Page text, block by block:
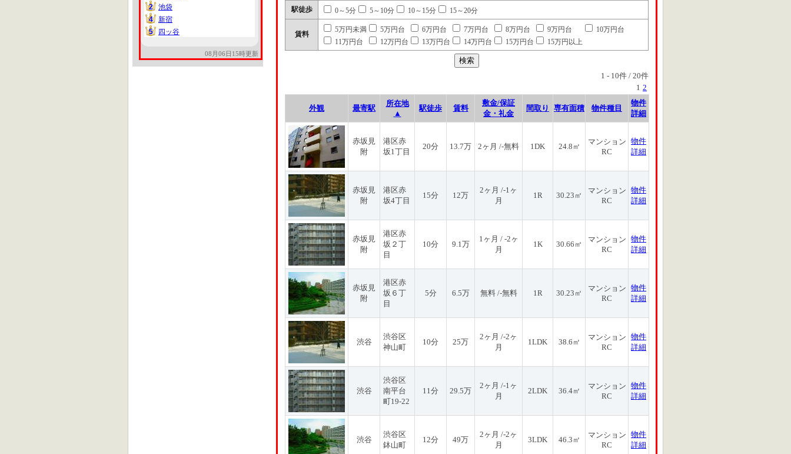
2
2
池袋
4
4
新宿
5
5 四ッ谷
08月06日15時更新
駅徒歩 0～5分 5～10分 10～15分 15～20分
賃料
5万円未満 5万円台 6万円台 7万円台 8万円台 9万円台
10万円台
11万円台
12万円台 13万円台 14万円台 15万円台 15万円以上
1 - 10件 / 20件
1 2
外観 最寄駅
所在地
▲
駅徒歩 賃料
敷金/保証
金・礼金
間取り 専有面積 物件種目
物件
詳細
赤坂見
附
港区赤
坂1丁目
20分 13.7万 2ヶ月 /-無料 1DK 24.8㎡
マンション
RC
物件
詳細
赤坂見
附
港区赤
坂4丁目
15分 12万
2ヶ月 /-1ヶ
月
1R 30.23㎡
マンション
RC
物件
詳細
赤坂見
附
港区赤
坂２丁
目
10分 9.1万
1ヶ月 / -2ヶ
月
1K 30.66㎡
マンション
RC
物件
詳細
赤坂見
附
港区赤
坂６丁
目
5分 6.5万 無料 /-無料 1R 30.23㎡
マンション
RC
物件
詳細
渋谷
渋谷区
神山町
10分 25万
2ヶ月 /-2ヶ
月
1LDK 38.6㎡
マンション
RC
物件
詳細
渋谷
渋谷区
南平台
町19-22
11分 29.5万
2ヶ月 /-1ヶ
月
2LDK 36.4㎡
マンション
RC
物件
詳細
渋谷
渋谷区
鉢山町
12分 49万
2ヶ月 /-2ヶ
月
3LDK 46.3㎡
マンション
RC
物件
詳細